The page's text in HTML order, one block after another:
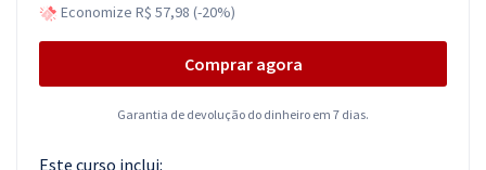
Economize R$ 57,98 (-20%)
Comprar agora
Garantia de devolução do dinheiro em 7 dias.
Este curso inclui: